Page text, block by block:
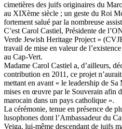
cimetières des juifs originaires du
au XIXème siècle ; un geste du Roi
fortement salué par la nombreuse
C’est Carol Castiel, Présidente de
Verde Jewish Heritage Project »
travail de mise en valeur de
au Cap-Vert.
Madame Carol Castiel a, d’ailleurs,
contribution en 2011, ce projet
mettant en avant « le leadership de
mises en œuvre par le Souverain afin
marocain dans un pays catholique ».
La cérémonie, tenue en présence de
lusophones dont l’Ambassadeur du
Veiga, lui-même descendant de juifs